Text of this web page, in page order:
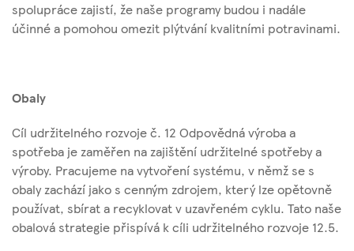
spolupráce zajistí, že naše programy budou i nadále
účinné a pomohou omezit plýtvání kvalitními potravinami.
Obaly
Cíl udržitelného rozvoje č. 12 Odpovědná výroba a
spotřeba je zaměřen na zajištění udržitelné spotřeby a
výroby. Pracujeme na vytvoření systému, v němž se s
obaly zachází jako s cenným zdrojem, který lze opětovně
používat, sbírat a recyklovat v uzavřeném cyklu. Tato naše
obalová strategie přispívá k cíli udržitelného rozvoje 12.5.